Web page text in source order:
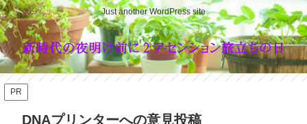
Just another WordPress site
PR
DNAプリンターへの意見投稿